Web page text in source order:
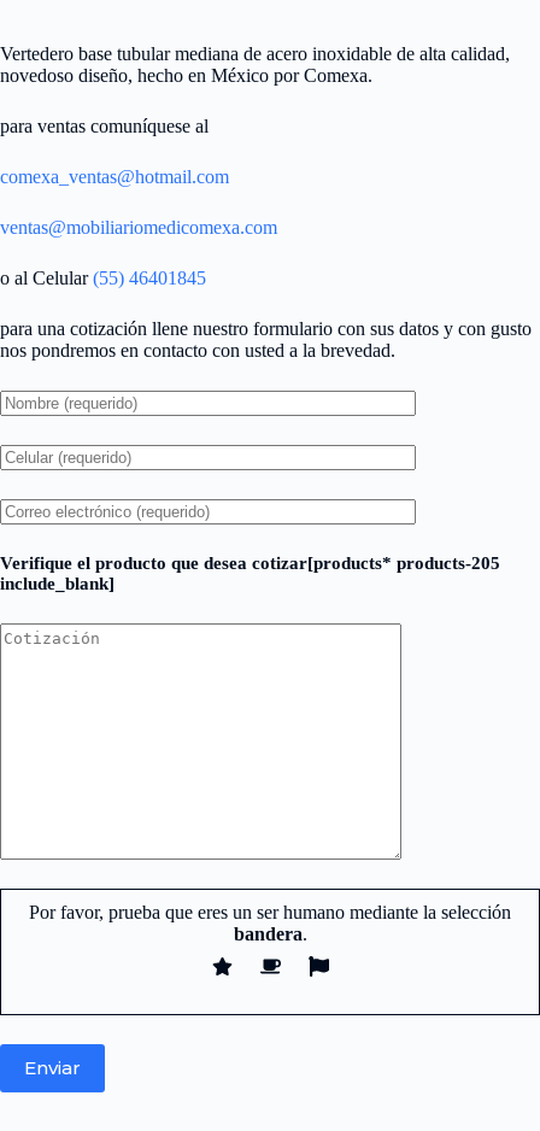
Vertedero base tubular mediana de acero inoxidable de alta calidad,
novedoso diseño, hecho en México por Comexa.
para ventas comuníquese al
comexa_ventas@hotmail.com
ventas@mobiliariomedicomexa.com
o al Celular(55) 46401845
para una cotización llene nuestro formulario con sus datos y con gusto
nos pondremos en contacto con usted a la brevedad.
Verifique el producto que desea cotizar[products* products-205
include_blank]
Por favor, prueba que eres un ser humano mediante la selección
bandera.